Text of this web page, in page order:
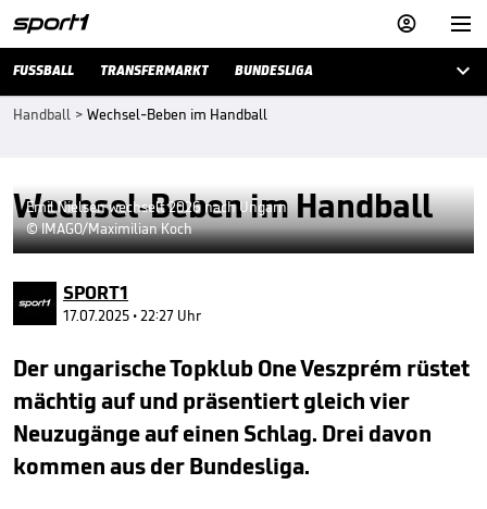


FUSSBALL TRANSFERMARKT BUNDESLIGA 
Handball > Wechsel-Beben im Handball
Wechsel-Beben im Handball
Emil Nielsen wechselt 2026 nach Ungarn
© IMAGO/Maximilian Koch
SPORT1
17.07.2025 • 22:27 Uhr
Der ungarische Topklub One Veszprém rüstet
mächtig auf und präsentiert gleich vier
Neuzugänge auf einen Schlag. Drei davon
kommen aus der Bundesliga.